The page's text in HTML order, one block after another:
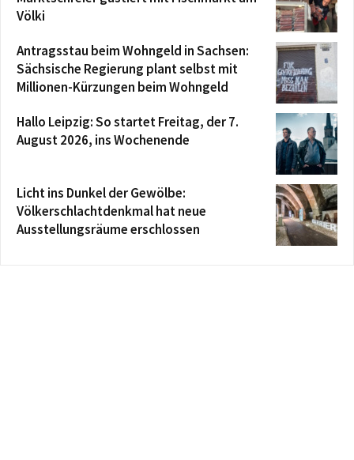
Völki
Antragsstau beim Wohngeld in Sachsen:
Sächsische Regierung plant selbst mit
Millionen-Kürzungen beim Wohngeld
Hallo Leipzig: So startet Freitag, der 7.
August 2026, ins Wochenende
Licht ins Dunkel der Gewölbe:
Völkerschlachtdenkmal hat neue
Ausstellungsräume erschlossen